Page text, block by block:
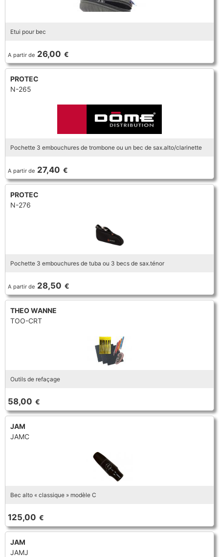
MICROPHONE & ENREGISTREUR
PARTITION
PIANO
SAXHORN EUPHONIUM
TROMPETTE CORNET BUGLE
Etui pour bec
A partir de 26,00 €
PROTEC
N-265
Pochette 3 embouchures de trombone ou un bec de sax.alto/clarinette
A partir de 27,40 €
PROTEC
N-276
Pochette 3 embouchures de tuba ou 3 becs de sax.ténor
A partir de 28,50 €
THEO WANNE
TOO-CRT
Outils de refaçage
58,00 €
JAM
JAMC
Bec alto « classique » modèle C
125,00 €
JAM
JAMJ